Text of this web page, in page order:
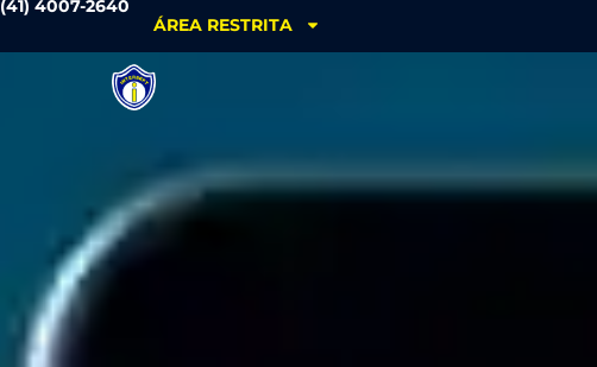
(41) 4007-2640
ÁREA RESTRITA